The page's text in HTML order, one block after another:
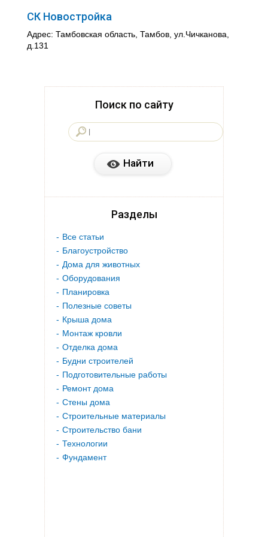
СК Новостройка
Адрес: Тамбовская область, Тамбов, ул.Чичканова,
д.131
Поиск по сайту
Разделы
Все статьи
Благоустройство
Дома для животных
Оборудования
Планировка
Полезные советы
Крыша дома
Монтаж кровли
Отделка дома
Будни строителей
Подготовительные работы
Ремонт дома
Стены дома
Строительные материалы
Строительство бани
Технологии
Фундамент